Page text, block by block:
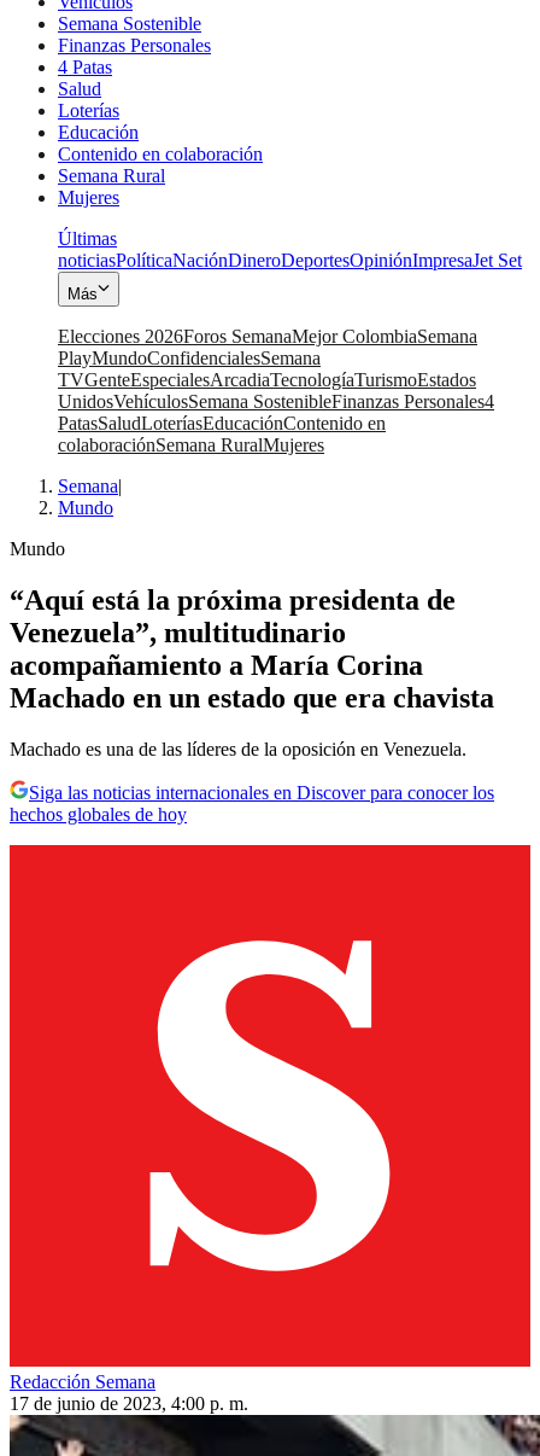
Semana Sostenible
Finanzas Personales
4 Patas
Salud
Loterías
Educación
Contenido en colaboración
Semana Rural
Mujeres
Últimas
noticiasPolíticaNaciónDineroDeportesOpiniónImpresaJet Set
Más
Elecciones 2026Foros SemanaMejor ColombiaSemana
PlayMundoConfidencialesSemana
TVGenteEspecialesArcadiaTecnologíaTurismoEstados
UnidosVehículosSemana SostenibleFinanzas Personales4
PatasSaludLoteríasEducaciónContenido en
colaboraciónSemana RuralMujeres
Semana|
Mundo
Mundo
“Aquí está la próxima presidenta de
Venezuela”, multitudinario
acompañamiento a María Corina
Machado en un estado que era chavista
Machado es una de las líderes de la oposición en Venezuela.
Siga las noticias internacionales en Discover para conocer los
hechos globales de hoy
Redacción Semana
17 de junio de 2023, 4:00 p. m.